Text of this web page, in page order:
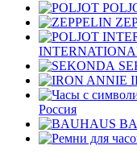
Россия